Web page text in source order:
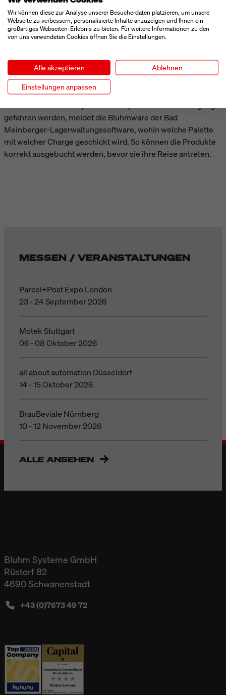
anschließend auf Paletten, wo sie mit Folie umwickelt
werden. Ein Palettenetikettierer von Bluhm Systeme
appliziert GS1-konforme Logistiketiketten auf zwei Seiten
Linienscanner integriert, der das Etikett umgehend auf
Lesbarkeit sowie Richtigkeit prüft und ermittelt, ob die
Palette der richtigen Destination zugeordnet wurde.
Während die Paletten per Gabelstapler zum Warenausgang
gefahren werden, meldet die Bluhmware der Bad
Meinberger-Lagerwaltungssoftware, wohin welche Palette
mit welcher Charge geschickt wird. So können die Produkte
korrekt ausgebucht werden, bevor sie ihre Reise antreten.
MESSEN / VERANSTALTUNGEN
Parcel+Post Expo London
23 - 24 September 2026
Motek Stuttgart
06 - 08 Oktober 2026
all about automation Düsseldorf
14 - 15 Oktober 2026
BrauBeviale Nürnberg
10 - 12 November 2026
ALLE ANSEHEN
Bluhm Systeme GmbH
Rüstorf 82
4690 Schwanenstadt
+43 (0)7673 49 72
Wir können diese zur Analyse unserer Besucherdaten platzieren, um unsere
Webseite zu verbessern, personalisierte Inhalte anzuzeigen und Ihnen ein
großartiges Webseiten-Erlebnis zu bieten. Für weitere Informationen zu den
von uns verwendeten Cookies öffnen Sie die Einstellungen.
Alle akzeptieren Ablehnen
Einstellungen anpassen